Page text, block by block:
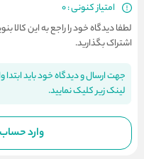
امتیاز کنونی : 0
لطفا دیدگاه خود را راجع به این کالا
اشتراک بگذارید.
جهت ارسال و دیدگاه خود باید
لینک زیر کلیک نمایید.
وارد